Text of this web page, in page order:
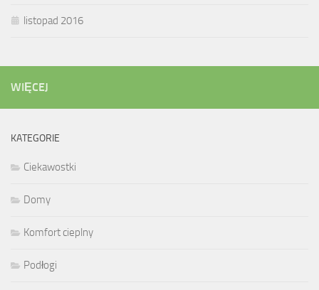
listopad 2016
WIĘCEJ
KATEGORIE
Ciekawostki
Domy
Komfort cieplny
Podłogi